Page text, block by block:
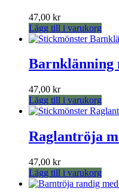
47,00 kr
Lägg till i varukorg
Barnklänning
47,00 kr
Lägg till i varukorg
Raglantröja
47,00 kr
Lägg till i varukorg